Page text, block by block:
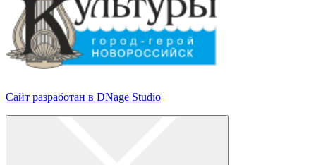
Сайт разработан в DNage Studio